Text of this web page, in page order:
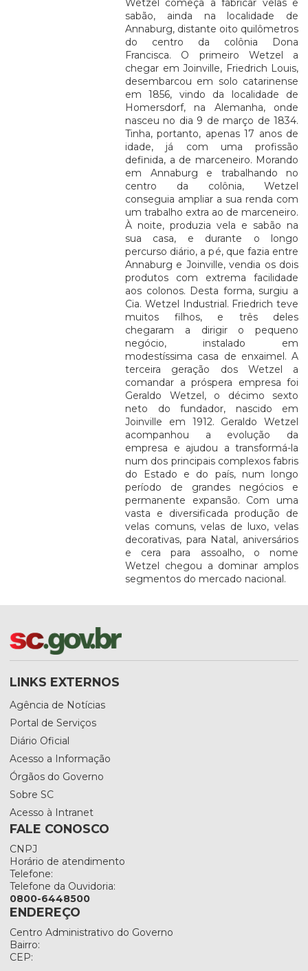
sabão, ainda na localidade de
Annaburg, distante oito quilômetros
do centro da colônia Dona
Francisca. O primeiro Wetzel a
chegar em Joinville, Friedrich Louis,
desembarcou em solo catarinense
em 1856, vindo da localidade de
Homersdorf, na Alemanha, onde
nasceu no dia 9 de março de 1834.
Tinha, portanto, apenas 17 anos de
idade, já com uma profissão
definida, a de marceneiro. Morando
em Annaburg e trabalhando no
centro da colônia, Wetzel
conseguia ampliar a sua renda com
um trabalho extra ao de marceneiro.
À noite, produzia vela e sabão na
sua casa, e durante o longo
percurso diário, a pé, que fazia entre
Annaburg e Joinville, vendia os dois
produtos com extrema facilidade
aos colonos. Desta forma, surgiu a
Cia. Wetzel Industrial. Friedrich teve
muitos filhos, e três deles
chegaram a dirigir o pequeno
negócio, instalado em
modestíssima casa de enxaimel. A
terceira geração dos Wetzel a
comandar a próspera empresa foi
Geraldo Wetzel, o décimo sexto
neto do fundador, nascido em
Joinville em 1912. Geraldo Wetzel
acompanhou a evolução da
empresa e ajudou a transformá-la
num dos principais complexos fabris
do Estado e do país, num longo
período de grandes negócios e
permanente expansão. Com uma
vasta e diversificada produção de
velas comuns, velas de luxo, velas
decorativas, para Natal, aniversários
e cera para assoalho, o nome
Wetzel chegou a dominar amplos
segmentos do mercado nacional.
LINKS EXTERNOS
Agência de Notícias
Portal de Serviços
Diário Oficial
Acesso a Informação
Órgãos do Governo
Sobre SC
Acesso à Intranet
FALE CONOSCO
CNPJ
Horário de atendimento
Telefone:
Telefone da Ouvidoria:
0800-6448500
ENDEREÇO
Centro Administrativo do Governo
Bairro:
CEP: